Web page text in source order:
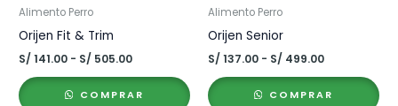
Alimento Perro
Orijen Fit & Trim
S/ 141.00 - S/ 505.00Rango
precios:
desde
COMPRAR
Alimento Perro
Orijen Senior
S/ 137.00 - S/ 499.00Rango
precios:
desde
COMPRAR